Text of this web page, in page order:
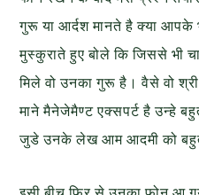
गुरू या आर्दश मानते है क्या आपके
मुस्कुराते हुए बोले कि जिससे भी
मिले वो उनका गुरू है। वैसे वो
माने मैनेजेमैण्ट एक्सपर्ट है उन्हे
जुडे उनके लेख आम आदमी को
इसी बीच फिर से उनका फोन आ